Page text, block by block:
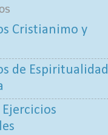
Cristianimo y
de Espiritualidad